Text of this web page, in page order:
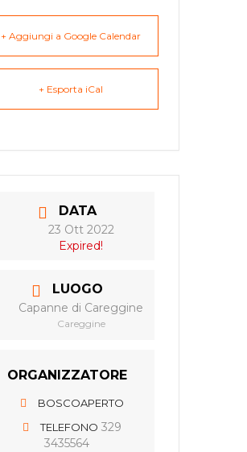
+ Aggiungi a Google Calendar
+ Esporta iCal
DATA
23 Ott 2022
Expired!
LUOGO
Capanne di Careggine
Careggine
ORGANIZZATORE
BOSCOAPERTO
TELEFONO 329
3435564